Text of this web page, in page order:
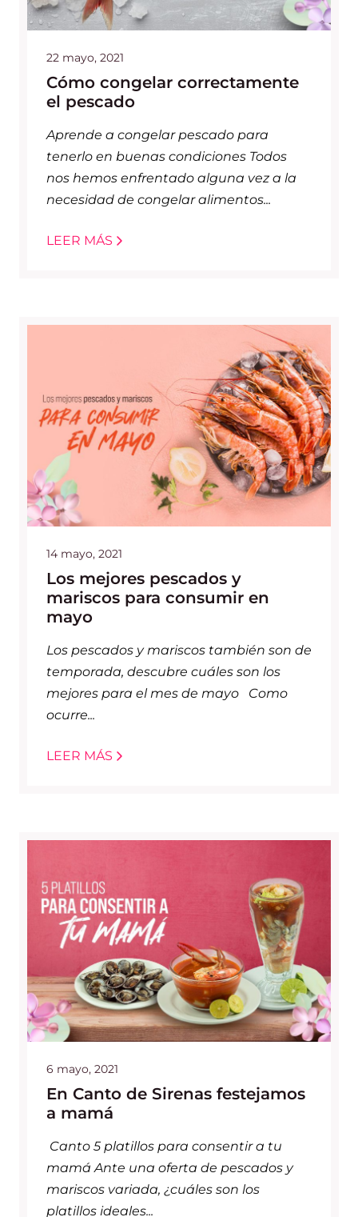
22 mayo, 2021
Cómo congelar correctamente
el pescado
Aprende a congelar pescado para
tenerlo en buenas condiciones Todos
nos hemos enfrentado alguna vez a la
necesidad de congelar alimentos...
LEER MÁS
14 mayo, 2021
Los mejores pescados y
mariscos para consumir en
mayo
Los pescados y mariscos también son de
temporada, descubre cuáles son los
mejores para el mes de mayo Como
ocurre...
LEER MÁS
6 mayo, 2021
En Canto de Sirenas festejamos
a mamá
Canto 5 platillos para consentir a tu
mamá Ante una oferta de pescados y
mariscos variada, ¿cuáles son los
platillos ideales...